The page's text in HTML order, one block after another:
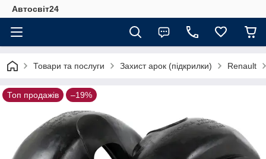
Автосвіт24
Товари та послуги Захист арок (підкрилки) Renault
Топ продажів –19%